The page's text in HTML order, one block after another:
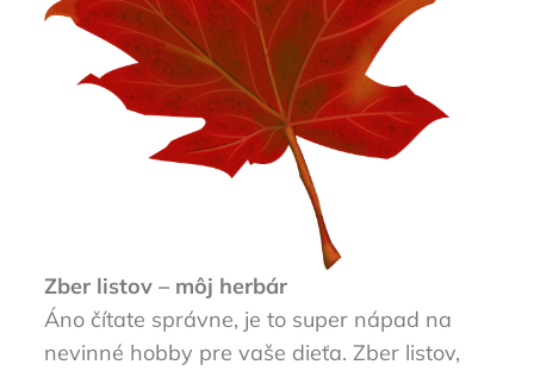
Zber listov – môj herbár
Áno čítate správne, je to super nápad na
nevinné hobby pre vaše dieťa. Zber listov,